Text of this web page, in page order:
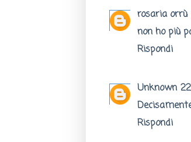
rosaria orrù
non ho più
Rispondi
Unknown
Rispondi